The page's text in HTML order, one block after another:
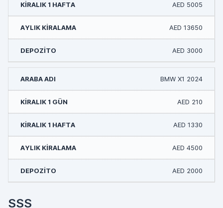
AED 5005
AED 13650
AED 3000
BMW X1 2024
AED 210
AED 1330
AED 4500
AED 2000
SSS